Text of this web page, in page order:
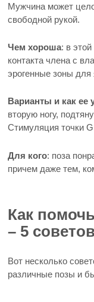
Мужчина может
свободной рукой.
Чем хороша: в
контакта члена с
эрогенные зоны для
Варианты и как ее
вторую ногу,
Стимуляция точки
Для кого: поза
причем даже тем,
Как
– 5
Вот несколько
различные позы и